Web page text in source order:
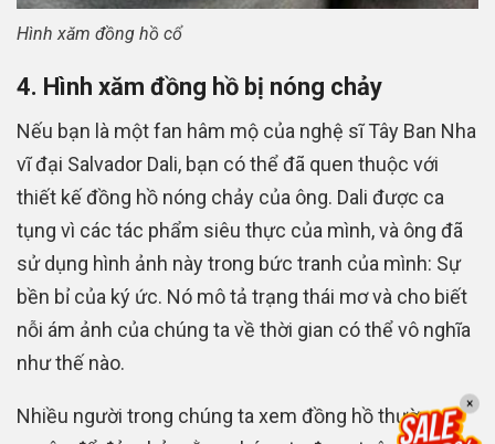
Hình xăm đồng hồ cổ
4. Hình xăm đồng hồ bị nóng chảy
Nếu bạn là một fan hâm mộ của nghệ sĩ Tây Ban Nha
vĩ đại Salvador Dali, bạn có thể đã quen thuộc với
thiết kế đồng hồ nóng chảy của ông. Dali được ca
tụng vì các tác phẩm siêu thực của mình, và ông đã
sử dụng hình ảnh này trong bức tranh của mình: Sự
bền bỉ của ký ức. Nó mô tả trạng thái mơ và cho biết
nỗi ám ảnh của chúng ta về thời gian có thể vô nghĩa
như thế nào.
Nhiều người trong chúng ta xem đồng hồ thường
×